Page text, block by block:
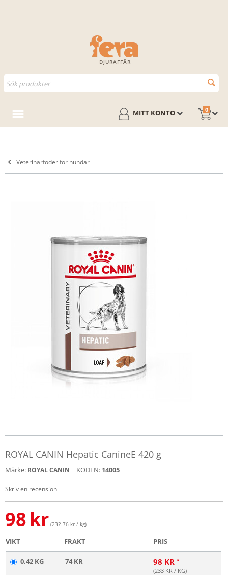
DJURAFFÄR
0
MITT KONTO
Veterinärfoder för hundar
ROYAL CANIN Hepatic CanineE 420 g
Märke: ROYAL CANIN KODEN: 14005
Skriv en recension
98kr (232.76 kr / kg)
VIKT FRAKT PRIS
0.42 KG 74 KR 98 KR
(233 KR / KG)